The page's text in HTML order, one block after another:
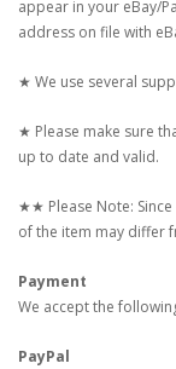
appear in your eBay/
address on file with
★ We use several
★ Please make sure
up to date and valid.
★★ Please Note:
of the item may differ
Payment
We accept the
PayPal